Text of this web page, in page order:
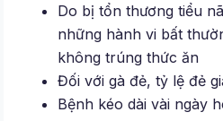
Do bị tổn thương tiểu
những hành vi bất
không trúng thức ăn
Đối với gà đẻ, tỷ lệ đẻ
Bệnh kéo dài vài ngày